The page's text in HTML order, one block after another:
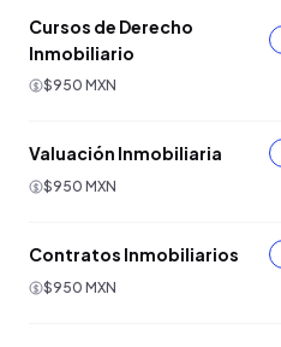
Cursos de Derecho
Inmobiliario
$950 MXN
Valuación Inmobiliaria
$950 MXN
Contratos Inmobiliarios
$950 MXN